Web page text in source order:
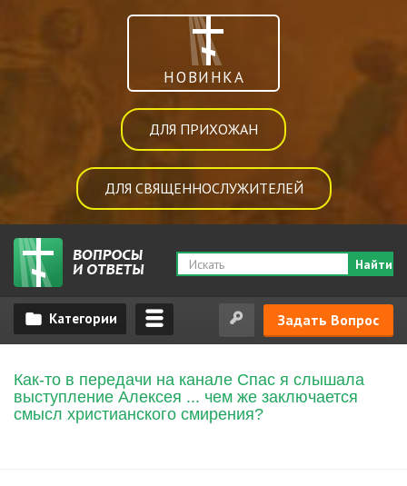
НОВИНКА
ДЛЯ ПРИХОЖАН
ДЛЯ СВЯЩЕННОСЛУЖИТЕЛЕЙ
Найти
Задать Вопрос
Как-то в передачи на канале Спас я слышала
выступление Алексея ... чем же заключается
смысл христианского смирения?